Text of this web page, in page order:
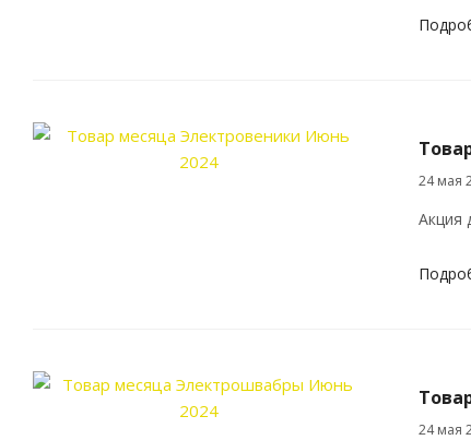
24 мая
Акция
24 мая